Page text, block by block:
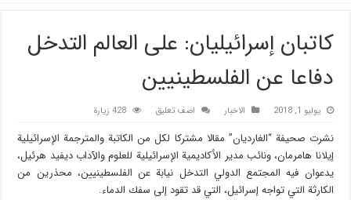
كاتبان إسرائيليان: على العالم التدخل
دفاعا عن الفلسطينيين
يوليو 1, 2018 الاخبار اضف تعليق 428 زيارة
نشرت صحيفة “الغارديان” مقالا مشتركا لكل من الكاتبة والمترجمة الإسرائيلية
إيلانا هامرمان، ونائب مدير الأكاديمية الإسرائيلية للعلوم والآداب ديفيد هرئيل،
يدعوان فيه المجتمع الدولي التدخل نيابة عن الفلسطينيين، محذرين من
الكارثة التي تواجه إسرائيل، التي قد تقود إلى سفك الدماء.